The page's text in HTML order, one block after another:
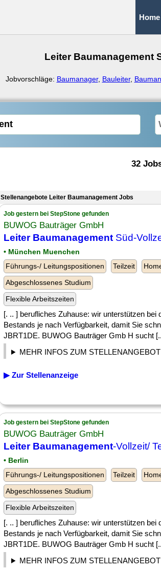
Home
Leiter Baumanagement
Jobvorschläge: Baumanager, Bauleiter,
32
Stellenangebote Leiter Baumanagement Jobs
Job gestern bei StepStone gefunden
BUWOG Bauträger GmbH
Leiter Baumanagement Süd-
• München Muenchen
Führungs-/ Leitungspositionen
Teilzeit
Abgeschlossenes Studium
Flexible Arbeitszeiten
[. .. ] berufliches Zuhause: wir unterstützen
Bestands je nach Verfügbarkeit, damit Sie
JBRT1DE. BUWOG Bauträger Gmb H sucht
MEHR INFOS ZUM STELLENANGEBOT
▶ Zur Stellenanzeige
Job gestern bei StepStone gefunden
BUWOG Bauträger GmbH
Leiter Baumanagement-Vollzeit/
• Berlin
Führungs-/ Leitungspositionen
Teilzeit
Abgeschlossenes Studium
Flexible Arbeitszeiten
[. .. ] berufliches Zuhause: wir unterstützen
Bestands je nach Verfügbarkeit, damit Sie
JBRT1DE. BUWOG Bauträger Gmb H sucht
MEHR INFOS ZUM STELLENANGEBOT